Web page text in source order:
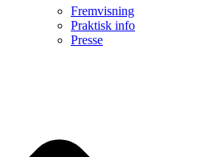
Fremvisning
Praktisk info
Presse